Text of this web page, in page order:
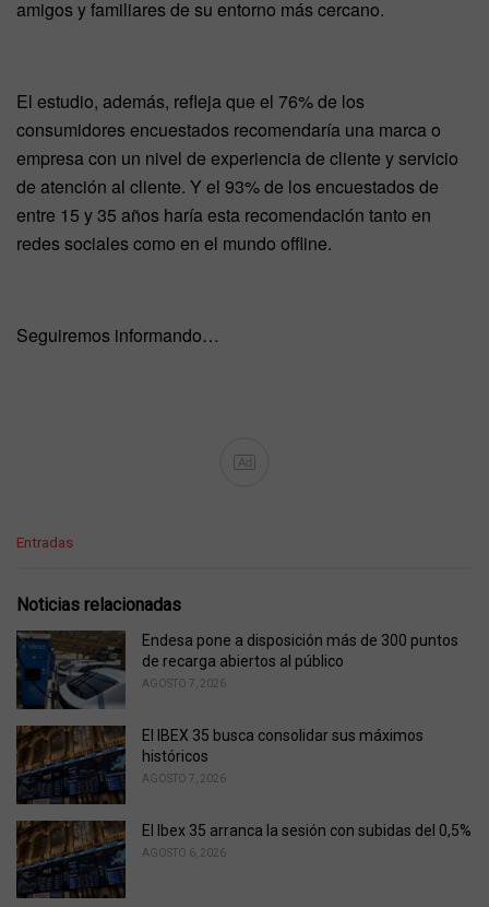
amigos y familiares de su entorno más cercano.
El estudio, además, refleja que el 76% de los
consumidores encuestados recomendaría una marca o
empresa con un nivel de experiencia de cliente y servicio
de atención al cliente. Y el 93% de los encuestados de
entre 15 y 35 años haría esta recomendación tanto en
redes sociales como en el mundo offline.
Seguiremos informando…
Ad
C
e
o
r
i
:
Entradas
Noticias relacionadas
Endesa pone a disposición más de 300 puntos
de recarga abiertos al público
AGOSTO 7, 2026
El IBEX 35 busca consolidar sus máximos
históricos
AGOSTO 7, 2026
El Ibex 35 arranca la sesión con subidas del 0,5%
AGOSTO 6, 2026